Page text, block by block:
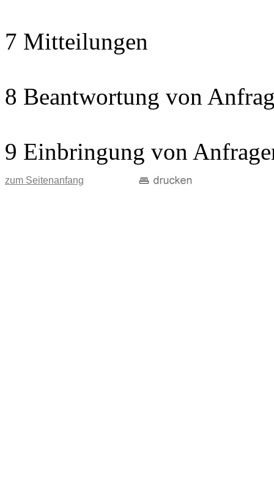
7 Mitteilungen
8 Beantwortung von
9 Einbringung von
zum Seitenanfang